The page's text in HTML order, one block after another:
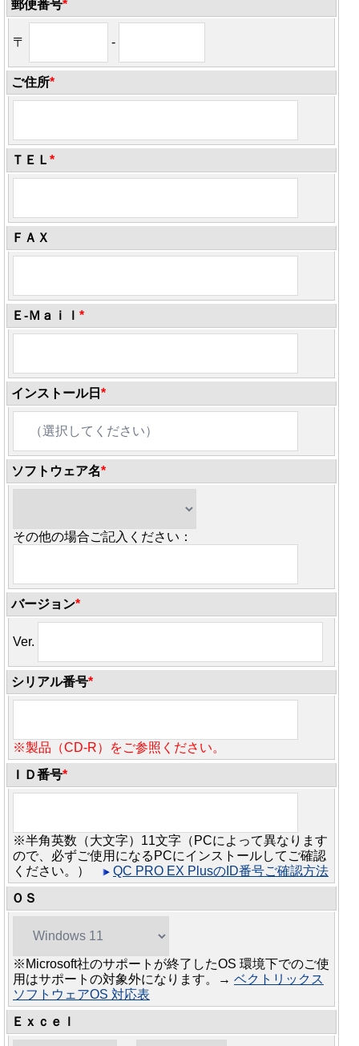
郵便番号*
〒 -
ご住所*
ＴＥＬ *
ＦＡＸ
Ｅ-Ｍａｉｌ *
インストール日 *
ソフトウェア名*
その他の場合ご記入ください：
バージョン*
Ver.
シリアル番号*
※製品（CD-R）をご参照ください。
ＩＤ番号*
※半角英数（大文字）11文字（PCによって異なります
ので、必ずご使用になるPCにインストールしてご確認
ください。）
QC PRO EX PlusのID番号ご確認方法
ＯＳ
※Microsoft社のサポートが終了したOS 環境下でのご使
用はサポートの対象外になります。→ ベクトリックス
ソフトウェアOS 対応表
Ｅｘｃｅｌ